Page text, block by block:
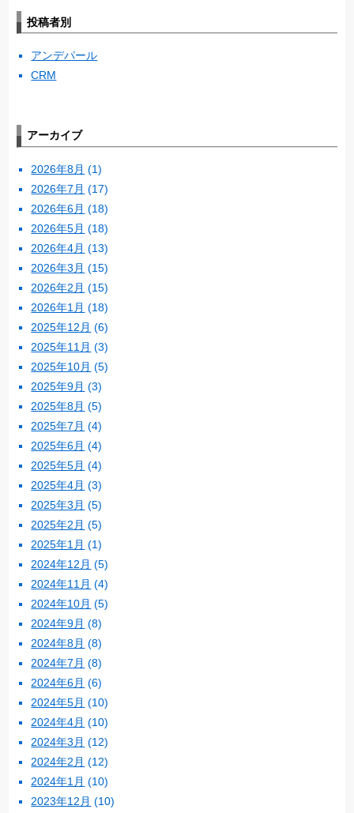
投稿者別
アンデパール
CRM
アーカイブ
2026年8月 (1)
2026年7月 (17)
2026年6月 (18)
2026年5月 (18)
2026年4月 (13)
2026年3月 (15)
2026年2月 (15)
2026年1月 (18)
2025年12月 (6)
2025年11月 (3)
2025年10月 (5)
2025年9月 (3)
2025年8月 (5)
2025年7月 (4)
2025年6月 (4)
2025年5月 (4)
2025年4月 (3)
2025年3月 (5)
2025年2月 (5)
2025年1月 (1)
2024年12月 (5)
2024年11月 (4)
2024年10月 (5)
2024年9月 (8)
2024年8月 (8)
2024年7月 (8)
2024年6月 (6)
2024年5月 (10)
2024年4月 (10)
2024年3月 (12)
2024年2月 (12)
2024年1月 (10)
2023年12月 (10)